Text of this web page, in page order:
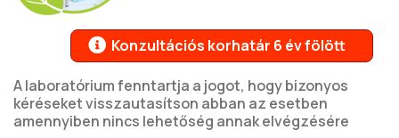
Konzultációs korhatár 6 év fölött
A laboratórium fenntartja a jogot, hogy bizonyos
kéréseket visszautasítson abban az esetben
amennyiben nincs lehetőség annak elvégzésére